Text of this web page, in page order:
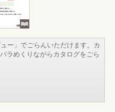
ー」でごらんいただけます。カ
ラめくりながらカタログをごら